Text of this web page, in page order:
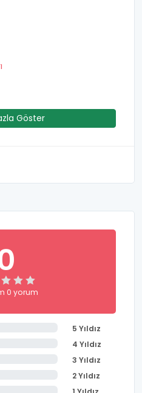
çıkarmayı
kurum içerisinde
bilişsel, fiziksel, zihinsel
destek olmaktadır.
eğitim ortamları 21.
aktif biçimde
bulunmaktadır.
göz önünde
aktarmayı
sportif ve kültürel
ele alınmaktadır.
ve başarılı olduğu alanları
Göster
0 yorum
5 Yıldız
4 Yıldız
3 Yıldız
2 Yıldız